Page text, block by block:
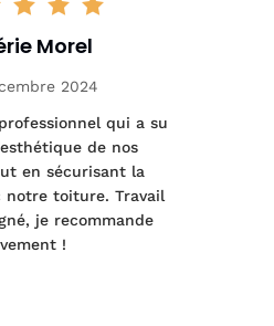
Morel
2024
qui a su
de nos
en sécurisant la
notre toiture. Travail
je recommande
!